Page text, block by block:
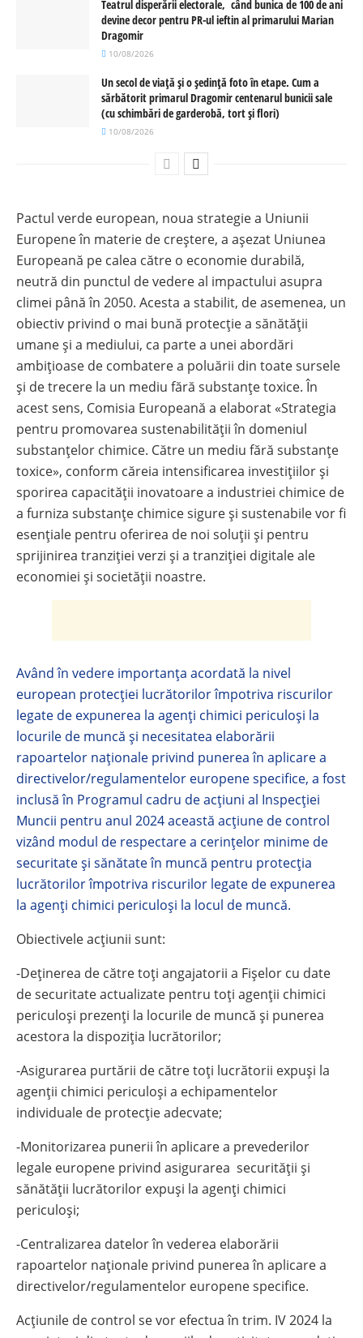
Teatrul disperării electorale, când bunica de 100 de ani
devine decor pentru PR-ul ieftin al primarului Marian
Dragomir
10/08/2026
Un secol de viață și o ședință foto în etape. Cum a
sărbătorit primarul Dragomir centenarul bunicii sale
(cu schimbări de garderobă, tort și flori)
10/08/2026
Pactul verde european, noua strategie a Uniunii
Europene în materie de creștere, a așezat Uniunea
Europeană pe calea către o economie durabilă,
neutră din punctul de vedere al impactului asupra
climei până în 2050. Acesta a stabilit, de asemenea, un
obiectiv privind o mai bună protecție a sănătății
umane și a mediului, ca parte a unei abordări
ambițioase de combatere a poluării din toate sursele
și de trecere la un mediu fără substanțe toxice. În
acest sens, Comisia Europeană a elaborat «Strategia
pentru promovarea sustenabilității în domeniul
substanțelor chimice. Către un mediu fără substanțe
toxice», conform căreia intensificarea investițiilor și
sporirea capacității inovatoare a industriei chimice de
a furniza substanțe chimice sigure și sustenabile vor fi
esențiale pentru oferirea de noi soluții și pentru
sprijinirea tranziției verzi și a tranziției digitale ale
economiei și societății noastre.
Având în vedere importanţa acordată la nivel
european protecţiei lucrătorilor împotriva riscurilor
legate de expunerea la agenţi chimici periculoşi la
locurile de muncă şi necesitatea elaborării
rapoartelor naţionale privind punerea în aplicare a
directivelor/regulamentelor europene specifice, a fost
inclusă în Programul cadru de acţiuni al Inspecţiei
Muncii pentru anul 2024 această acţiune de control
vizând modul de respectare a cerinţelor minime de
securitate şi sănătate în muncă pentru protecţia
lucrătorilor împotriva riscurilor legate de expunerea
la agenţi chimici periculoşi la locul de muncă.
Obiectivele acțiunii sunt:
-Deţinerea de către toţi angajatorii a Fişelor cu date
de securitate actualizate pentru toţi agenţii chimici
periculoşi prezenţi la locurile de muncă şi punerea
acestora la dispoziţia lucrătorilor;
-Asigurarea purtării de către toţi lucrătorii expuşi la
agenții chimici periculoşi a echipamentelor
individuale de protecţie adecvate;
-Monitorizarea punerii în aplicare a prevederilor
legale europene privind asigurarea securităţii şi
sănătăţii lucrătorilor expuşi la agenți chimici
periculoşi;
-Centralizarea datelor în vederea elaborării
rapoartelor naţionale privind punerea în aplicare a
directivelor/regulamentelor europene specifice.
Acţiunile de control se vor efectua în trim. IV 2024 la